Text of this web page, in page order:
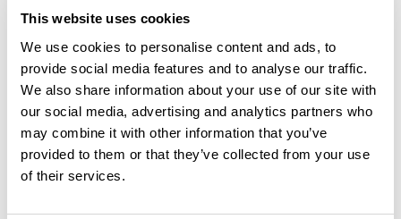
This website uses cookies
We use cookies to personalise content and ads, to
provide social media features and to analyse our traffic.
We also share information about your use of our site with
our social media, advertising and analytics partners who
may combine it with other information that you’ve
provided to them or that they’ve collected from your use
of their services.
Ajouter un avis
Découvrez ce parcours de vélo de 98,3 km à proximité de